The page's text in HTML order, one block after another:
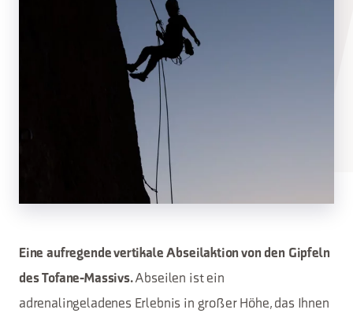
Eine aufregende vertikale Abseilaktion von den Gipfeln
des Tofane-Massivs.Abseilen ist ein
adrenalingeladenes Erlebnis in großer Höhe, das Ihnen